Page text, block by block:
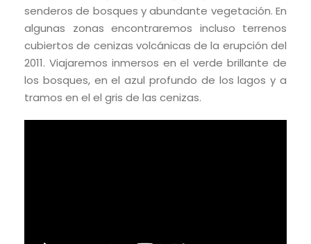
senderos de bosques y abundante vegetación. En
algunas zonas encontraremos incluso terrenos
cubiertos de cenizas volcánicas de la erupción del
2011. Viajaremos inmersos en el verde brillante de
los bosques, en el azul profundo de los lagos y a
tramos en el el gris de las cenizas.